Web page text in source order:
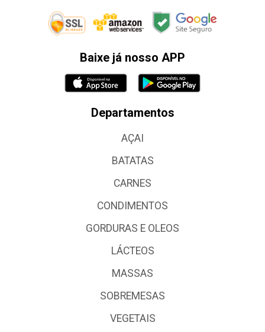
Baixe já nosso APP
Departamentos
AÇAI
BATATAS
CARNES
CONDIMENTOS
GORDURAS E OLEOS
LÁCTEOS
MASSAS
SOBREMESAS
VEGETAIS